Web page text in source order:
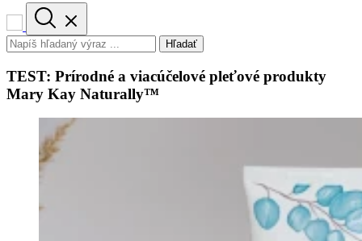
Hľadať
TEST: Prírodné a viacúčelové pleťové produkty
Mary Kay Naturally™